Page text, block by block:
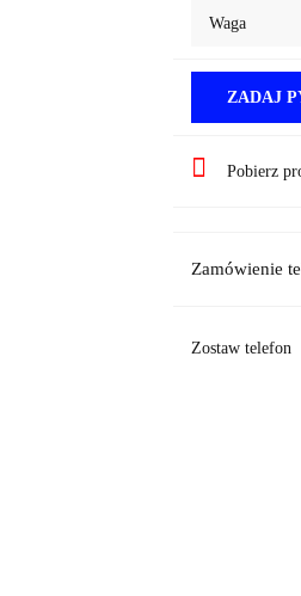
Waga
ZADAJ
Pobierz
Zamówienie
Zostaw telefon